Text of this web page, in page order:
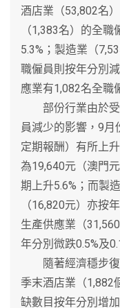
酒店業（53,802名
（1,383名）的全
5.3%；製造業（
職僱員則按年分別
應業有1,082名全職
部份行業由於受
員減少的影響，9
定期報酬）有所上
為19,640元（澳門
期上升5.6%；而製
（16,820元）亦按
生產供應業（
年分別微跌0.5%及
隨著經濟穩步復
季末酒店業（1,882
缺數目按年分別增